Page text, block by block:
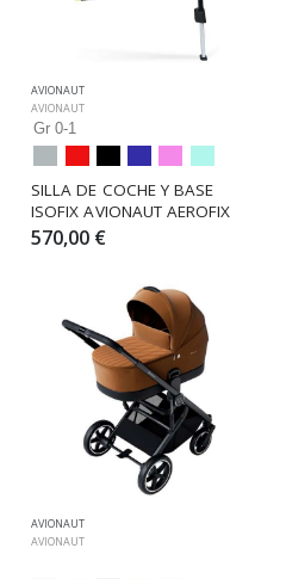
AVIONAUT
AVIONAUT
Gr 0-1
SILLA DE COCHE Y BASE
ISOFIX AVIONAUT AEROFIX
570,00 €
AVIONAUT
AVIONAUT